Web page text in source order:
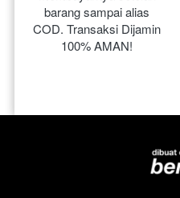
barang sampai alias
COD. Transaksi Dijamin
100% AMAN!